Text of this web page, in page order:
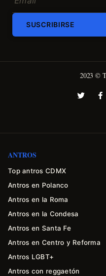
SUSCRIBIRSE
2023 ©
ANTROS
Top antros CDMX
Antros en Polanco
Antros en la Roma
Antros en la Condesa
Antros en Santa Fe
Antros en Centro y Reforma
Antros LGBT+
Antros con reggaetón